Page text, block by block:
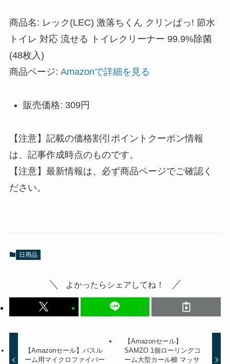
商品名: レック(LEC) 激落ちくん クリンぱっ! 節水
トイレ 対応 流せる トイレクリーナー 99.9%除菌
(48枚入)
商品ページ: Amazonで詳細を見る
販売価格: 309円
【注意】記載の価格割引ポイントクーポン情報
は、記事作成時点のものです。
【注意】最新情報は、必ず商品ページでご確認く
ださい。
日用品
よかったらシェアしてね！
【Amazonセール】バスル
ーム用マイクロファイバー
【Amazonセール】
SAMZO 1個ローリングコ
ーム大型カール櫛 マッサ